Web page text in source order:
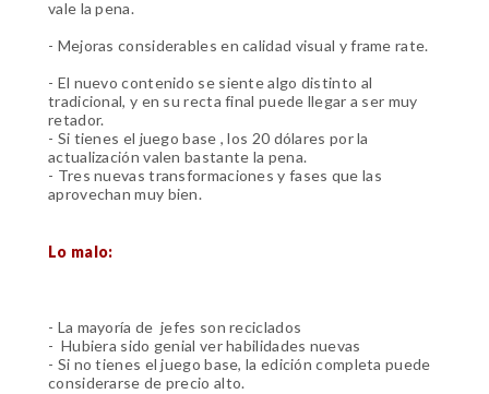
vale la pena.
- Mejoras considerables en calidad visual y frame rate.
- El nuevo contenido se siente algo distinto al
tradicional, y en su recta final puede llegar a ser muy
retador.
- Si tienes el juego base , los 20 dólares por la
actualización valen bastante la pena.
- Tres nuevas transformaciones y fases que las
aprovechan muy bien.
Lo malo:
- La mayoría de jefes son reciclados
- Hubiera sido genial ver habilidades nuevas
- Si no tienes el juego base, la edición completa puede
considerarse de precio alto.